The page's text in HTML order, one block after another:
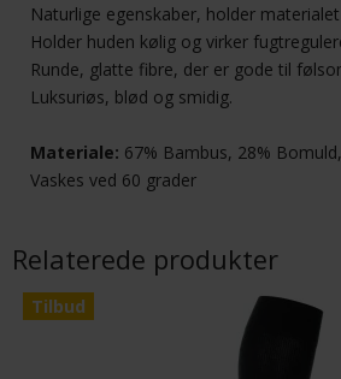
Naturlige egenskaber, holder
Holder huden kølig og virker
Runde, glatte fibre, der er gode til
Luksuriøs, blød og smidig.
Materiale: 67% Bambus, 28%
Vaskes ved 60 grader
Relaterede produkter
Tilbud